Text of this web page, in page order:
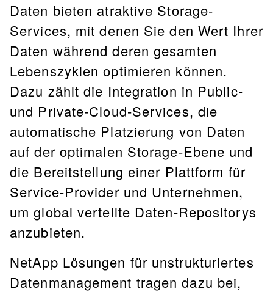
Daten bieten atraktive Storage-
Services, mit denen Sie den Wert Ihrer
Daten während deren gesamten
Lebenszyklen optimieren können.
Dazu zählt die Integration in Public-
und Private-Cloud-Services, die
automatische Platzierung von Daten
auf der optimalen Storage-Ebene und
die Bereitstellung einer Plattform für
Service-Provider und Unternehmen,
um global verteilte Daten-Repositorys
anzubieten.
NetApp Lösungen für unstrukturiertes
Datenmanagement tragen dazu bei,